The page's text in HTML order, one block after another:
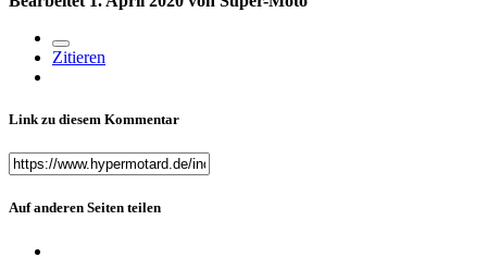
Zitieren
Link zu diesem Kommentar
Auf anderen Seiten teilen